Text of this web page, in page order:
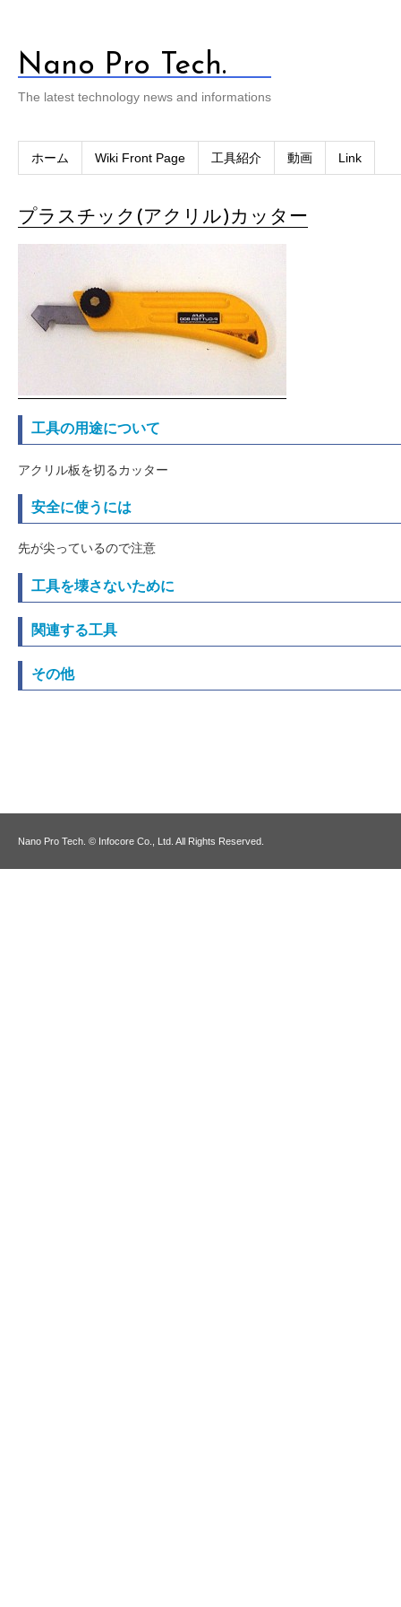
Nano Pro Tech.
The latest technology news and informations
ホーム Wiki Front Page 工具紹介 動画 Link
プラスチック(アクリル)カッター
工具の用途について
アクリル板を切るカッター
安全に使うには
先が尖っているので注意
工具を壊さないために
関連する工具
その他
Nano Pro Tech. © Infocore Co., Ltd. All Rights Reserved.